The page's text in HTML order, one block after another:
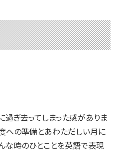
過ぎ去ってしまった感がありま
への準備とあわただしい月に
な時のひとことを英語で表現